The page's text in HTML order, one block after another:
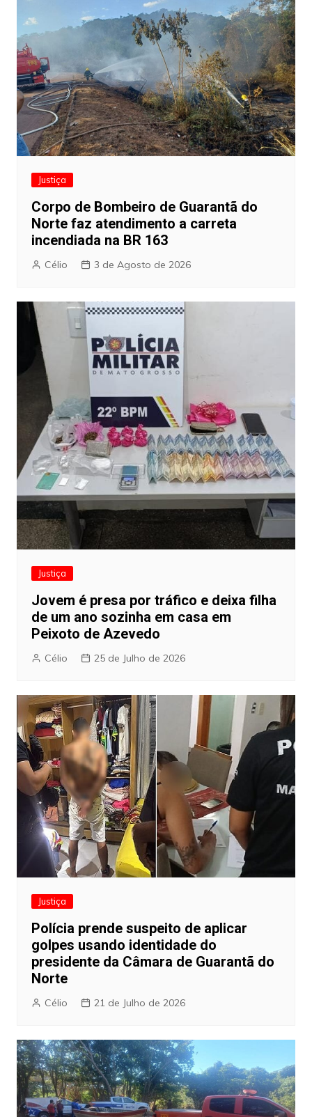
Justiça
Corpo de Bombeiro de Guarantã do
Norte faz atendimento a carreta
incendiada na BR 163
Célio 3 de Agosto de 2026
Justiça
Jovem é presa por tráfico e deixa filha
de um ano sozinha em casa em
Peixoto de Azevedo
Célio 25 de Julho de 2026
Justiça
Polícia prende suspeito de aplicar
golpes usando identidade do
presidente da Câmara de Guarantã do
Norte
Célio 21 de Julho de 2026